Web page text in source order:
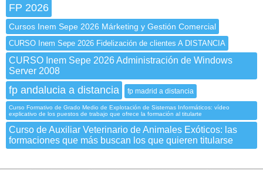
FP 2026
Cursos Inem Sepe 2026 Márketing y Gestión Comercial
CURSO Inem Sepe 2026 Fidelización de clientes A DISTANCIA
CURSO Inem Sepe 2026 Administración de Windows
Server 2008
fp andalucia a distancia fp madrid a distancia
Curso Formativo de Grado Medio de Explotación de Sistemas Informáticos: vídeo
explicativo de los puestos de trabajo que ofrece la formación al titularte
Curso de Auxiliar Veterinario de Animales Exóticos: las
formaciones que más buscan los que quieren titularse